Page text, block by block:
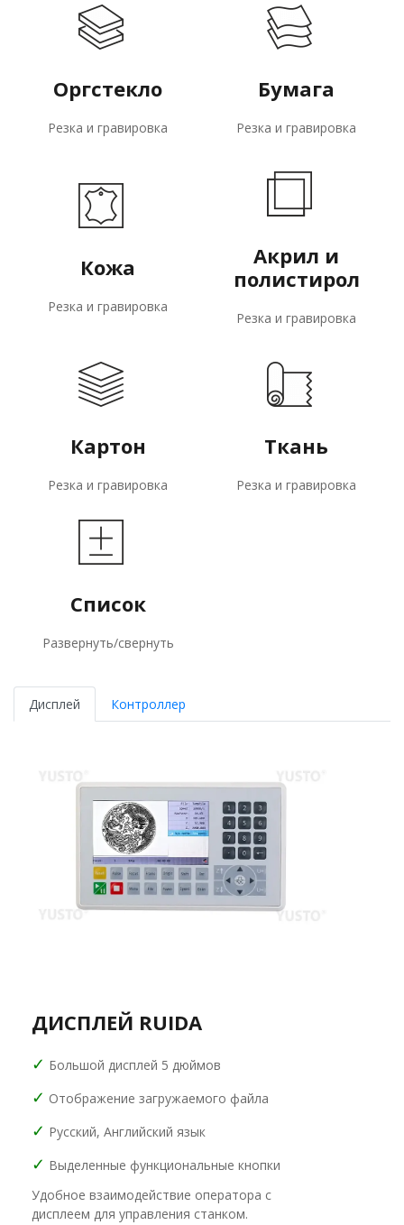
Оргстекло
Резка и гравировка
Бумага
Резка и гравировка
Кожа
Резка и гравировка
Акрил и
полистирол
Резка и гравировка
Картон
Резка и гравировка
Ткань
Резка и гравировка
Список
Развернуть/свернуть
Дисплей Контроллер
ДИСПЛЕЙ RUIDA
✓ Большой дисплей 5 дюймов
✓ Отображение загружаемого файла
✓ Русский, Английский язык
✓ Выделенные функциональные кнопки
Удобное взаимодействие оператора с
дисплеем для управления станком.